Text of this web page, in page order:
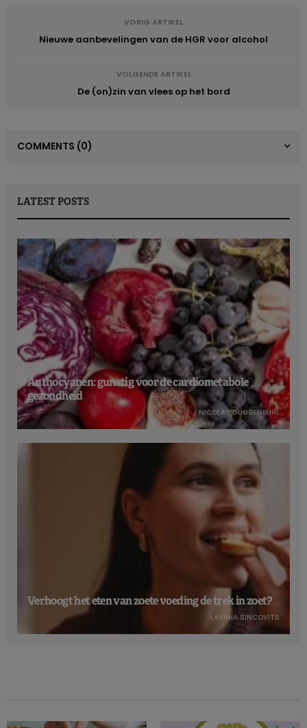
VORIG ARTIKEL
Nieuwe aanbevelingen van de HGR voor alcohol
VOLGENDE ARTIKEL
De (on)zin van vlees op het bord
COMMENTS (0)
LATEST POSTS
Anthocyanen: gunstig voor de cardiometabole
gezondheid
NICOLAS GUGGENBÜHL
Verhoogt het eten van zoete voeding de trek in zoet?
LAVINIA SINCOVITS